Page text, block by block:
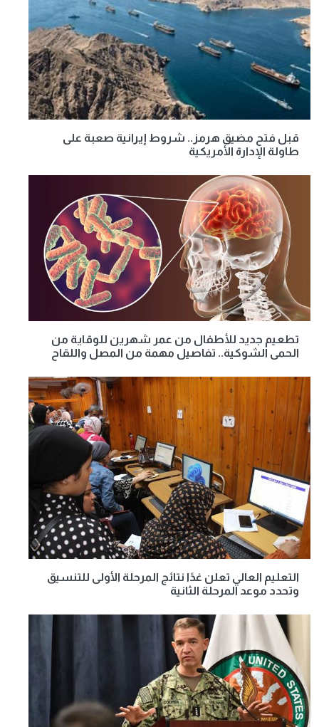
قبل فتح مضيق هرمز.. شروط إيرانية صعبة على
طاولة الإدارة الأمريكية
تطعيم جديد للأطفال من عمر شهرين للوقاية من
الحمى الشوكية.. تفاصيل مهمة من المصل واللقاح
التعليم العالي تعلن غدًا نتائج المرحلة الأولى للتنسيق
وتحدد موعد المرحلة الثانية